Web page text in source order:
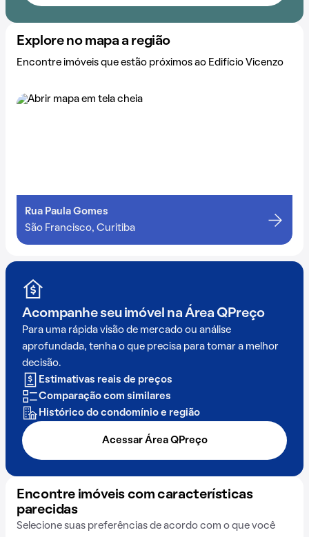
Explore no mapa a região
Encontre imóveis que estão próximos ao Edifício Vicenzo
Rua Paula Gomes
São Francisco, Curitiba
Acompanhe seu imóvel na Área QPreço
Para uma rápida visão de mercado ou análise
aprofundada, tenha o que precisa para tomar a melhor
decisão.
Estimativas reais de preços
Comparação com similares
Histórico do condomínio e região
Acessar Área QPreço
Encontre imóveis com características
parecidas
Selecione suas preferências de acordo com o que você